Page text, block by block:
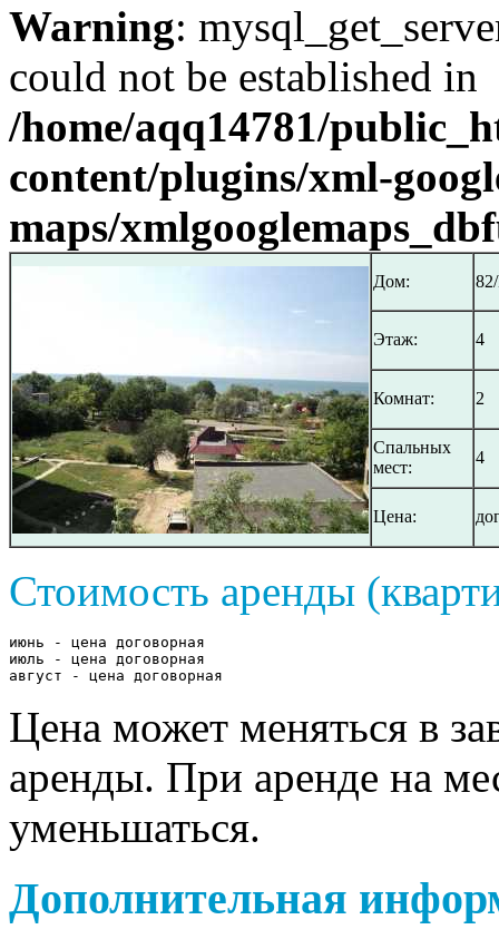
Warning:
could not be established in
/home/aqq14781/
content/plugins/xml-
maps/
Дом:
Этаж: 4
Комнат: 2
Спальных
мест:
4
Цена:
Стоимость аренды
июнь - цена договорная
июль - цена договорная
август - цена договорная
Цена может меняться в
аренды. При аренде на
уменьшаться.
Дополнительная